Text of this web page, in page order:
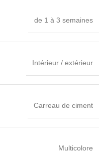
de 1 à 3 semaines
Intérieur / extérieur
Carreau de ciment
Multicolore